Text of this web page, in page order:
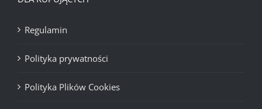
Regulamin
Polityka prywatności
Polityka Plików Cookies